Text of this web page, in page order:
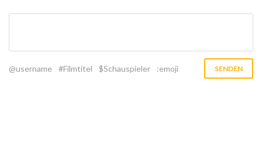
@username #Filmtitel $Schauspieler :emoji